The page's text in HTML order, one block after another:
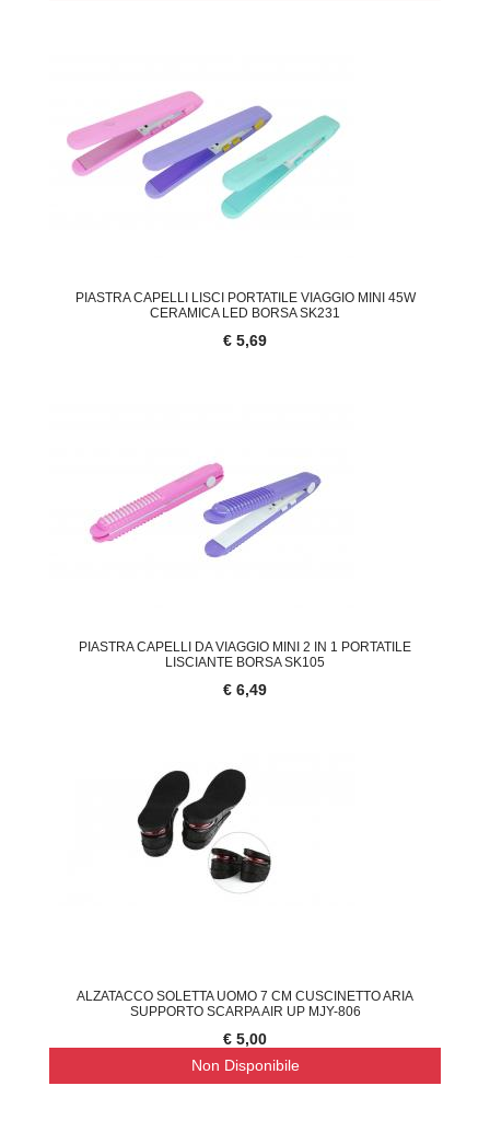
PIASTRA CAPELLI LISCI PORTATILE VIAGGIO MINI 45W
CERAMICA LED BORSA SK231
€ 5,69
PIASTRA CAPELLI DA VIAGGIO MINI 2 IN 1 PORTATILE
LISCIANTE BORSA SK105
€ 6,49
ALZATACCO SOLETTA UOMO 7 CM CUSCINETTO ARIA
SUPPORTO SCARPA AIR UP MJY-806
€ 5,00
Non Disponibile